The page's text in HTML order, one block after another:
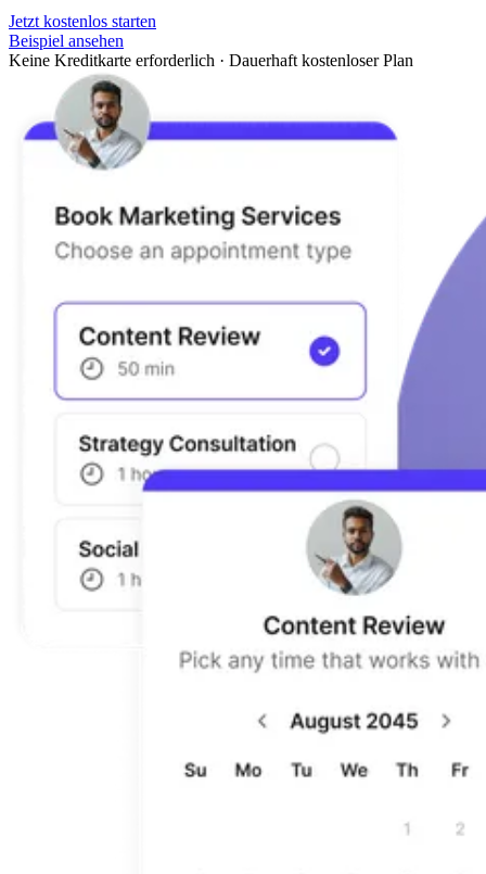
Jetzt kostenlos starten
Beispiel ansehen
Keine Kreditkarte erforderlich · Dauerhaft kostenloser Plan